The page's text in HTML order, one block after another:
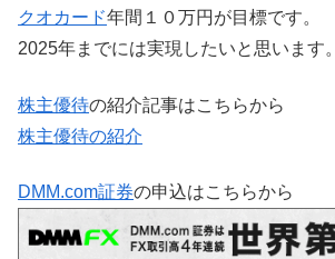
クオカード年間１０万円が目標です。
2025年までには実現したいと思います。
株主優待の紹介記事はこちらから
株主優待の紹介
DMM.com証券の申込はこちらから